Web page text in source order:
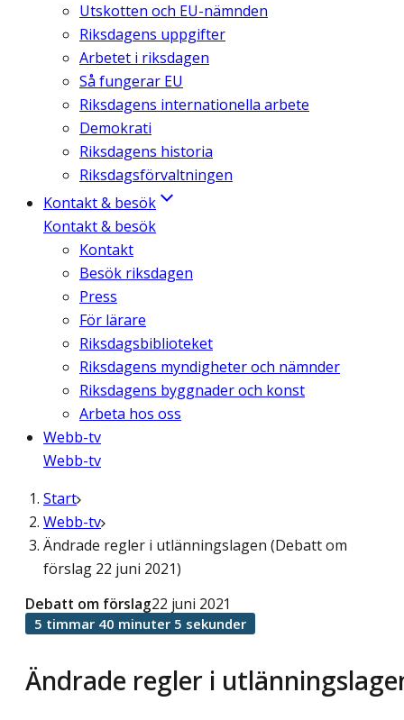
Utskotten och EU-nämnden
Riksdagens uppgifter
Arbetet i riksdagen
Så fungerar EU
Riksdagens internationella arbete
Demokrati
Riksdagens historia
Riksdagsförvaltningen
Kontakt & besök
Kontakt & besök
Kontakt
Besök riksdagen
Press
För lärare
Riksdagsbiblioteket
Riksdagens myndigheter och nämnder
Riksdagens byggnader och konst
Arbeta hos oss
Webb-tv
Webb-tv
Start
Webb-tv
Ändrade regler i utlänningslagen (Debatt om
förslag 22 juni 2021)
Ändrade regler i
Debatt om förslag22 juni 2021
5 timmar 40 minuter 5 sekunder